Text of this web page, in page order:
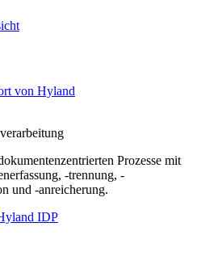
von Hyland
Prozesse mit
-trennung, -
und -anreicherung.
IDP